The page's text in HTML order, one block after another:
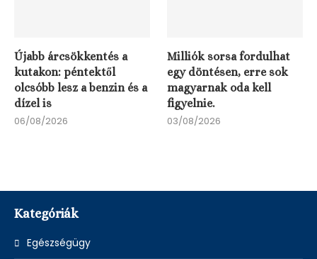
Újabb árcsökkentés a
kutakon: péntektől
olcsóbb lesz a benzin és a
dízel is
06/08/2026
Milliók sorsa fordulhat
egy döntésen, erre sok
magyarnak oda kell
figyelnie.
03/08/2026
Kategóriák
Egészségügy